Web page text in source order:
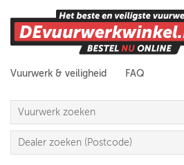
Vuurwerk & veiligheid FAQ